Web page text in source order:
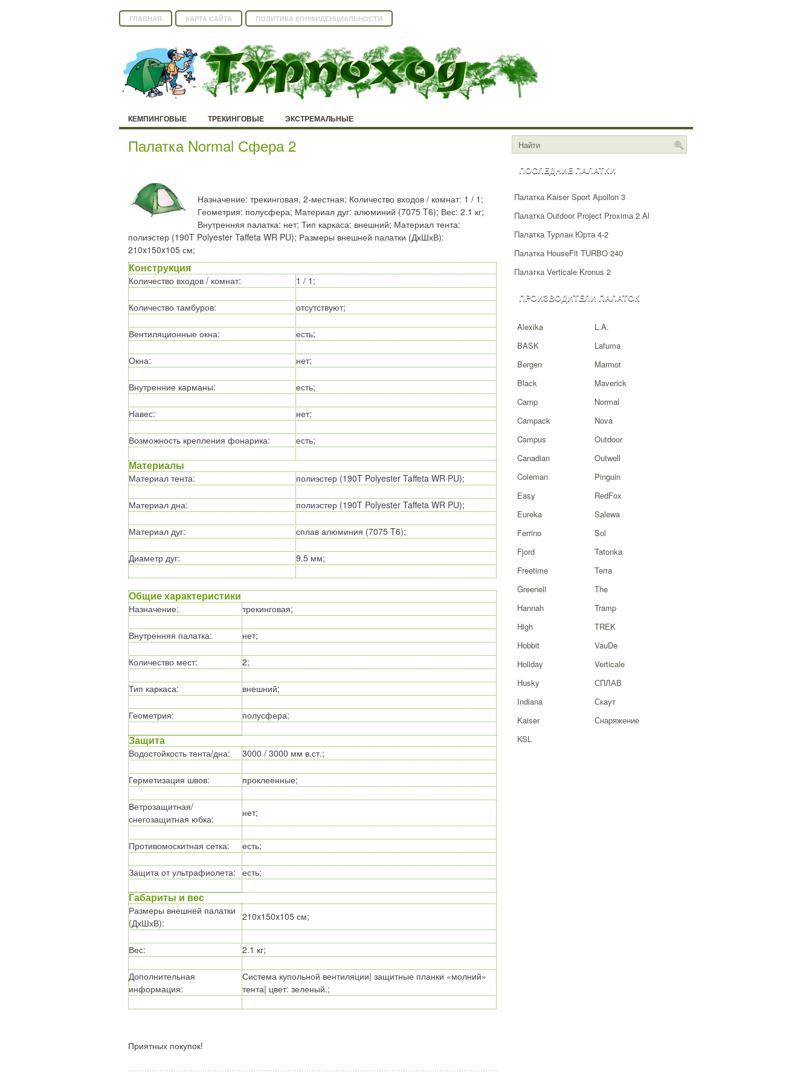
ГЛАВНАЯ КАРТА САЙТА ПОЛИТИКА КОНФИДЕНЦИАЛЬНОСТИ
КЕМПИНГОВЫЕ ТРЕКИНГОВЫЕ ЭКСТРЕМАЛЬНЫЕ
Палатка Normal Сфера 2
Назначение: трекинговая, 2-местная; Количество входов / комнат: 1 / 1;
Геометрия: полусфера; Материал дуг: алюминий (7075 T6); Вес: 2.1 кг;
Внутренняя палатка: нет; Тип каркаса: внешний; Материал тента:
полиэстер (190T Polyester Taffeta WR PU); Размеры внешней палатки (ДхШхВ):
210x150x105 см;
Конструкция
Количество входов / комнат: 1 / 1;
Количество тамбуров: отсутствуют;
Вентиляционные окна: есть;
Окна: нет;
Внутренние карманы: есть;
Навес: нет;
Возможность крепления фонарика: есть;
Материалы
Материал тента: полиэстер (190T Polyester Taffeta WR PU);
Материал дна: полиэстер (190T Polyester Taffeta WR PU);
Материал дуг: сплав алюминия (7075 T6);
Диаметр дуг: 9.5 мм;
Общие характеристики
Назначение: трекинговая;
Внутренняя палатка: нет;
Количество мест: 2;
Тип каркаса: внешний;
Геометрия: полусфера;
Защита
Водостойкость тента/дна: 3000 / 3000 мм в.ст.;
Герметизация швов: проклеенные;
Ветрозащитная/
снегозащитная юбка:
нет;
Противомоскитная сетка: есть;
Защита от ультрафиолета: есть;
Габариты и вес
Размеры внешней палатки
(ДхШхВ):
210x150x105 см;
Вес: 2.1 кг;
Дополнительная
информация:
Система купольной вентиляции| защитные планки «молний»
тента| цвет: зеленый.;
Приятных покупок!
ПОСЛЕДНИЕ ПАЛАТКИ
Палатка Kaiser Sport Apollon 3
Палатка Outdoor Project Proxima 2 Al
Палатка Турлан Юрта 4-2
Палатка HouseFit TURBO 240
Палатка Verticale Kronus 2
ПРОИЗВОДИТЕЛИ ПАЛАТОК
Alexika
BASK
Bergen
Black
Camp
Campack
Campus
Canadian
Coleman
Easy
Eureka
Ferrino
Fjord
Freetime
Greenell
Hannah
High
Hobbit
Holiday
Husky
Indiana
Kaiser
KSL
L.A.
Lafuma
Marmot
Maverick
Normal
Nova
Outdoor
Outwell
Pinguin
RedFox
Salewa
Sol
Tatonka
Terra
The
Tramp
TREK
VauDe
Verticale
СПЛАВ
Скаут
Снаряжение